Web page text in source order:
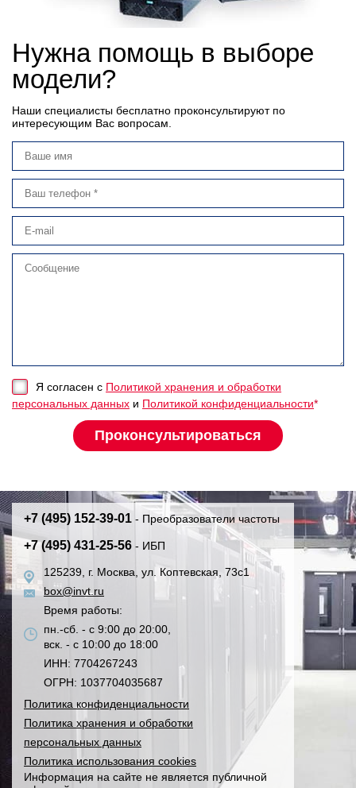
Нужна помощь в выборе
модели?
Наши специалисты бесплатно проконсультируют по
интересующим Вас вопросам.
Я согласен с Политикой хранения и обработки
персональных данных и Политикой конфиденциальности*
+7 (495) 152-39-01 - Преобразователи частоты
+7 (495) 431-25-56 - ИБП
125239, г. Москва, ул. Коптевская, 73с1
box@invt.ru
Время работы:
пн.-сб. - с 9:00 до 20:00,
вск. - с 10:00 до 18:00
ИНН: 7704267243
ОГРН: 1037704035687
Политика конфиденциальности
Политика хранения и обработки
персональных данных
Политика использования cookies
Информация на сайте не является публичной